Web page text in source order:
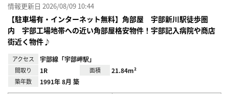
情報更新日 2026/08/09 10:44
【駐車場有・インターネット無料】角部屋 宇部新川駅徒歩圏
内 宇部工場地帯への近い角部屋格安物件！宇部記入病院や商店
街近く物件♪
アクセス 宇部線「宇部岬駅」
間取り 1R 面積 21.84m²
築年数 1991年 8月 築